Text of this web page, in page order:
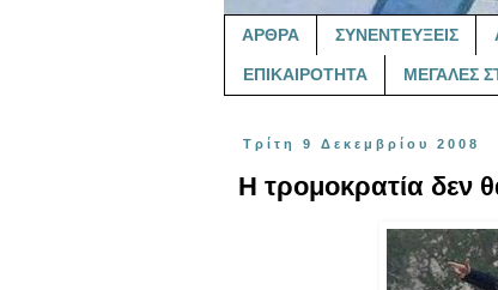
ΑΡΘΡΑ ΣΥΝΕΝΤΕΥΞΕΙΣ
ΕΠΙΚΑΙΡΟΤΗΤΑ ΜΕΓΑΛΕΣ
Τρίτη 9 Δεκεμβρίου 2008
Η τρομοκρατία δεν